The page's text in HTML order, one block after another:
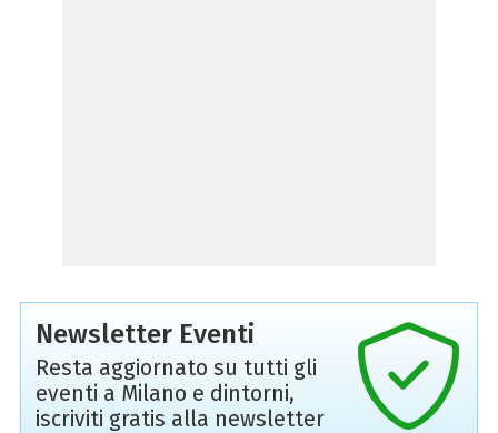
Newsletter Eventi
Resta aggiornato su tutti gli
eventi a Milano e dintorni,
iscriviti gratis alla newsletter